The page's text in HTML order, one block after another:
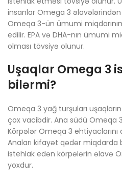
insanlar Omega 3
Omeqa 3-ün ümumi
edilir. EPA və DHA-nın ümumi
olması tövsiyə olunur.
Uşaqlar Omega 3
bilərmi?
Omeqa 3 yağ turşuları
çox vacibdir. Ana südü Omeqa
Körpələr Omeqa 3 ehtiyaclarını
Anaları kifayət qədər miqdarda
istehlak edən körpələrin əlavə
yoxdur.